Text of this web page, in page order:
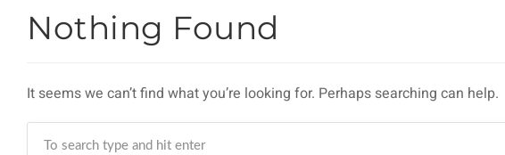
Nothing Found
It seems we can’t find what you’re looking for. Perhaps searching can help.